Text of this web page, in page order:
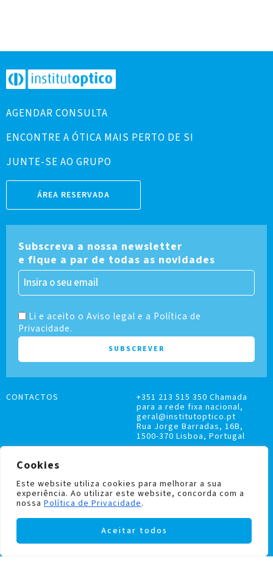
Cookies
Este website utiliza cookies para melhorar a sua
experiência. Ao utilizar este website, concorda com a
nossa Política de Privacidade.
Aceitar todos
AGENDAR CONSULTA
ENCONTRE A ÓTICA MAIS PERTO DE SI
JUNTE-SE AO GRUPO
ÁREA RESERVADA
Subscreva a nossa newsletter
e fique a par de todas as novidades
Li e aceito o Aviso legal e a Política de
Privacidade.
LIVRO DE RECLAMAÇÕES
POLÍTICA DE PRIVACIDADE E COOKIES
CONTACTOS
+351 213 515 350 Chamada
para a rede fixa nacional,
geral@institutoptico.pt
Rua Jorge Barradas, 16B,
1500-370 Lisboa, Portugal